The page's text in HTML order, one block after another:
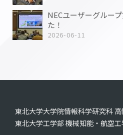
NECユーザーグルー
た！
2026-06-11
東北大学大学院情報科学研究科
東北大学工学部 機械知能・航空